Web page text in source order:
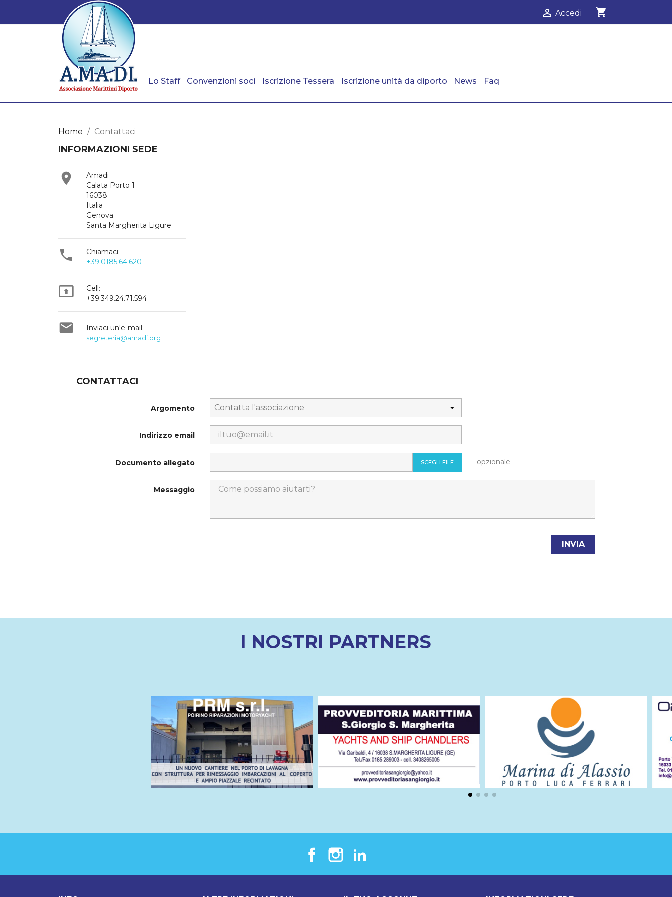
 Accedi shopping_cart
Lo Staff Convenzioni soci Iscrizione Tessera Iscrizione unità da diporto News Faq
Home Contattaci
INFORMAZIONI SEDE

Amadi
Calata Porto 1
16038
Italia
Genova
Santa Margherita Ligure

Chiamaci:
+39.0185.64.620

Cell:
+39.349.24.71.594
 Inviaci un'e-mail:
segreteria@amadi.org
CONTATTACI
Argomento
Indirizzo email
Documento allegato SCEGLI FILE opzionale
Messaggio
I NOSTRI PARTNERS
FacebookInstagram